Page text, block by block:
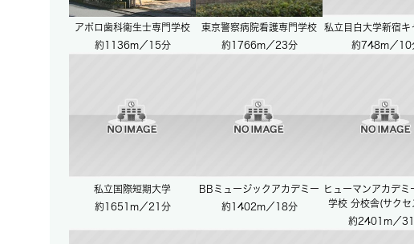
アポロ歯科衛生士専門学校
約1136m／15分
東京警察病院看護専門学校
約1766m／23分
私立目白大学新宿キ
約748m／10
私立国際短期大学
約1651m／21分
BBミュージックアカデミー
約1402m／18分
ヒューマンアカデミ
学校 分校舎(サクセ
約2401m／